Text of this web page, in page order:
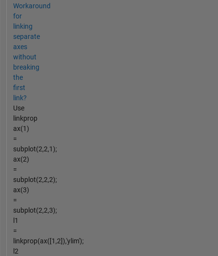
Workaround
for
linking
separate
axes
without
breaking
the
first
link?
Use
linkprop
ax(1)
=
subplot(2,2,1);
ax(2)
=
subplot(2,2,2);
ax(3)
=
subplot(2,2,3);
l1
=
linkprop(ax([1,2]),'ylim');
l2